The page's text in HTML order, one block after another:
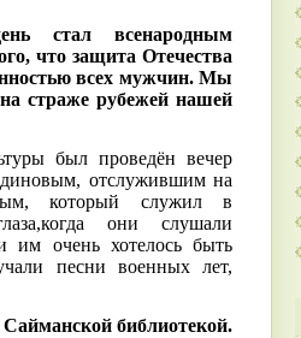
стал всенародным
что защита Отечества
всех мужчин. Мы
страже рубежей нашей
был проведён вечер
отслужившим на
который служил в
они слушали
им очень хотелось быть
песни военных лет,
библиотекой.